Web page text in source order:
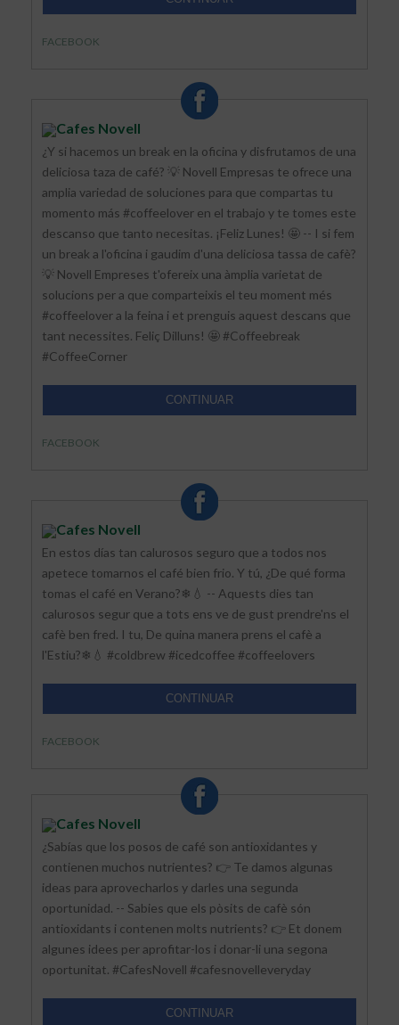
FACEBOOK
Cafes Novell
¿Y si hacemos un break en la oficina y disfrutamos de una
deliciosa taza de café? 💡 Novell Empresas te ofrece una
amplia variedad de soluciones para que compartas tu
momento más #coffeelover en el trabajo y te tomes este
descanso que tanto necesitas. ¡Feliz Lunes! 🤩 -- I si fem
un break a l'oficina i gaudim d'una deliciosa tassa de cafè?
💡 Novell Empreses t'ofereix una àmplia varietat de
solucions per a que comparteixis el teu moment més
#coffeelover a la feina i et prenguis aquest descans que
tant necessites. Feliç Dilluns! 🤩 #Coffeebreak
#CoffeeCorner
CONTINUAR
FACEBOOK
Cafes Novell
En estos días tan calurosos seguro que a todos nos
apetece tomarnos el café bien frio. Y tú, ¿De qué forma
tomas el café en Verano?❄💧 -- Aquests dies tan
calurosos segur que a tots ens ve de gust prendre'ns el
cafè ben fred. I tu, De quina manera prens el cafè a
l'Estiu?❄💧 #coldbrew #icedcoffee #coffeelovers
CONTINUAR
FACEBOOK
Cafes Novell
¿Sabías que los posos de café son antioxidantes y
contienen muchos nutrientes? 👉 Te damos algunas
ideas para aprovecharlos y darles una segunda
oportunidad. -- Sabies que els pòsits de cafè són
antioxidants i contenen molts nutrients? 👉 Et donem
algunes idees per aprofitar-los i donar-li una segona
oportunitat. #CafesNovell #cafesnovelleveryday
CONTINUAR